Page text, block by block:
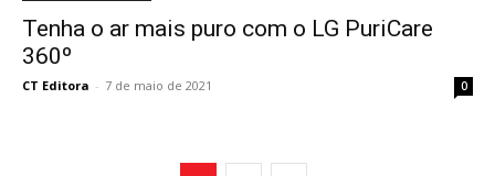
Tenha o ar mais puro com o LG PuriCare
360º
CT Editora - 7 de maio de 2021 0